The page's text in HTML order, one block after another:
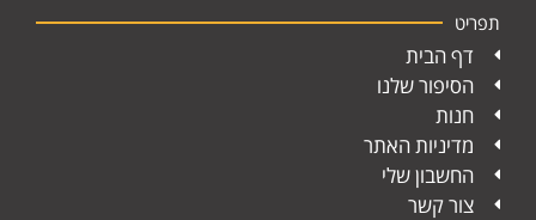
תפריט
דף הבית
הסיפור שלנו
חנות
מדיניות האתר
החשבון שלי
צור קשר